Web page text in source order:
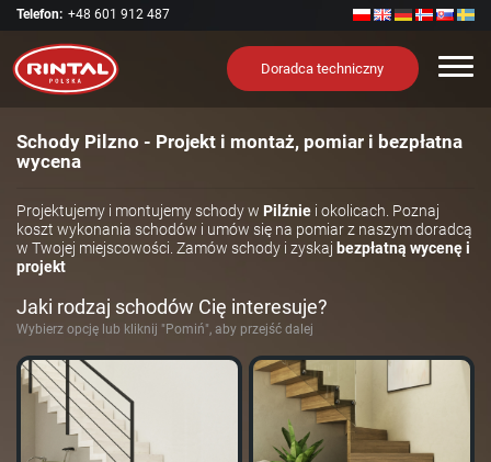
Telefon: +48 601 912 487
Doradca techniczny
Schody Pilzno - Projekt i montaż, pomiar i bezpłatna
wycena
Projektujemy i montujemy schody w Pilźnie i okolicach. Poznaj
koszt wykonania schodów i umów się na pomiar z naszym doradcą
w Twojej miejscowości. Zamów schody i zyskaj bezpłatną wycenę i
projekt
Jaki rodzaj schodów Cię interesuje?
Wybierz opcję lub kliknij "Pomiń", aby przejść dalej